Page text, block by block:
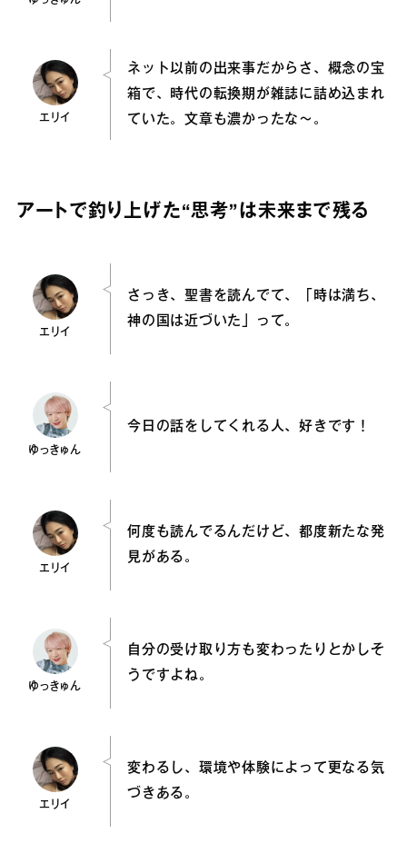
エリイ
ネット以前の出来事だからさ、概念の宝
箱で、時代の転換期が雑誌に詰め込まれ
ていた。文章も濃かったな～。
アートで釣り上げた“思考”は未来まで残る
エリイ
さっき、聖書を読んでて、「時は満ち、
神の国は近づいた」って。
ゆっきゅん
今日の話をしてくれる人、好きです！
エリイ
何度も読んでるんだけど、都度新たな発
見がある。
ゆっきゅん
自分の受け取り方も変わったりとかしそ
うですよね。
エリイ
変わるし、環境や体験によって更なる気
づきある。